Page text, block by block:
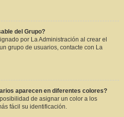
del Grupo?
por La Administración al crear el
grupo de usuarios, contacte con La
aparecen en diferentes colores?
de asignar un color a los
fácil su identificación.